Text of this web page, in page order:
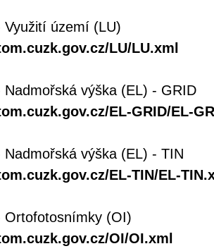
Využití území (LU)
LU/LU.xml
Nadmořská výška (EL) - GRID
EL-GRID/EL-
Nadmořská výška (EL) - TIN
EL-TIN/EL-
Ortofotosnímky (OI)
OI/OI.xml